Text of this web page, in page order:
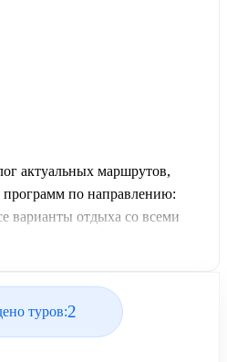
актуальных маршрутов,
по направлению:
отдыха со всеми
от United Travel Systems.
туров:2